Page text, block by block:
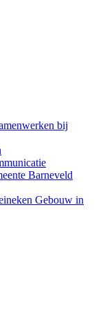
bij
Barneveld
Gebouw in